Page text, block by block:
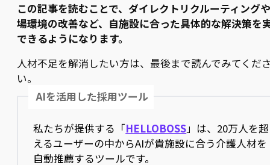
この記事を読むことで、ダイレクトリクルーティング
場環境の改善など、自施設に合った具体的な解決策を
できるようになります。
人材不足を解消したい方は、最後まで読んでみてくだ
い。
AIを活用した採用ツール
私たちが提供する「HELLOBOSS」は、20万人を超
えるユーザーの中からAIが貴施設に合う介護人材を
自動推薦するツールです。